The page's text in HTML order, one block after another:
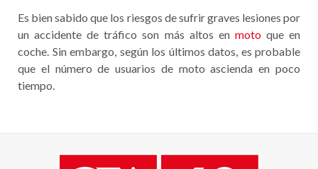
Es bien sabido que los riesgos de sufrir graves lesiones por
un accidente de tráfico son más altos en motoque en
coche. Sin embargo, según los últimos datos, es probable
que el número de usuarios de moto ascienda en poco
tiempo.